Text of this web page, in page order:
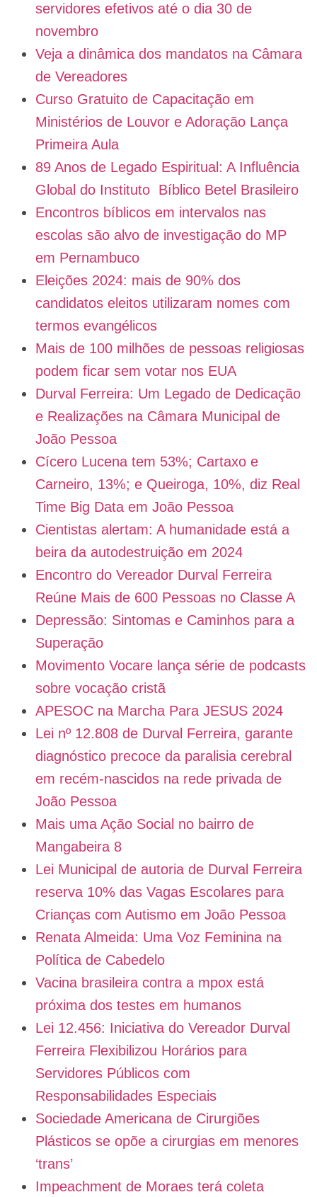
servidores efetivos até o dia 30 de
novembro
Veja a dinâmica dos mandatos na Câmara
de Vereadores
Curso Gratuito de Capacitação em
Ministérios de Louvor e Adoração Lança
Primeira Aula
89 Anos de Legado Espiritual: A Influência
Global do Instituto Bíblico Betel Brasileiro
Encontros bíblicos em intervalos nas
escolas são alvo de investigação do MP
em Pernambuco
Eleições 2024: mais de 90% dos
candidatos eleitos utilizaram nomes com
termos evangélicos
Mais de 100 milhões de pessoas religiosas
podem ficar sem votar nos EUA
Durval Ferreira: Um Legado de Dedicação
e Realizações na Câmara Municipal de
João Pessoa
Cícero Lucena tem 53%; Cartaxo e
Carneiro, 13%; e Queiroga, 10%, diz Real
Time Big Data em João Pessoa
Cientistas alertam: A humanidade está a
beira da autodestruição em 2024
Encontro do Vereador Durval Ferreira
Reúne Mais de 600 Pessoas no Classe A
Depressão: Sintomas e Caminhos para a
Superação
Movimento Vocare lança série de podcasts
sobre vocação cristã
APESOC na Marcha Para JESUS 2024
Lei nº 12.808 de Durval Ferreira, garante
diagnóstico precoce da paralisia cerebral
em recém-nascidos na rede privada de
João Pessoa
Mais uma Ação Social no bairro de
Mangabeira 8
Lei Municipal de autoria de Durval Ferreira
reserva 10% das Vagas Escolares para
Crianças com Autismo em João Pessoa
Renata Almeida: Uma Voz Feminina na
Política de Cabedelo
Vacina brasileira contra a mpox está
próxima dos testes em humanos
Lei 12.456: Iniciativa do Vereador Durval
Ferreira Flexibilizou Horários para
Servidores Públicos com
Responsabilidades Especiais
Sociedade Americana de Cirurgiões
Plásticos se opõe a cirurgias em menores
‘trans’
Impeachment de Moraes terá coleta